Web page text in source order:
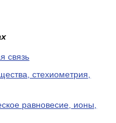
связь
стехиометрия,
равновесие, ионы,